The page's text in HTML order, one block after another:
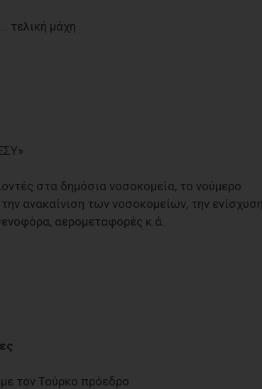
τελική μάχη
στα δημόσια νοσοκομεία, το νούμερο
ανακαίνιση των νοσοκομείων, την
αερομεταφορές κ.ά.
τον Τούρκο πρόεδρο